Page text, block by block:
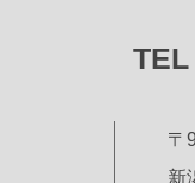
TEL
〒
新潟